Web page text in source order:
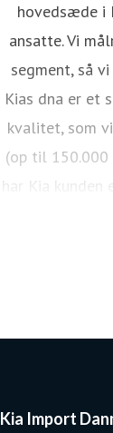
hovedsæde i
ansatte. Vi
segment, så
Kias dna er et
kvalitet, som
(op til 150.000
har Kia kunden
Den lange
Kia Import